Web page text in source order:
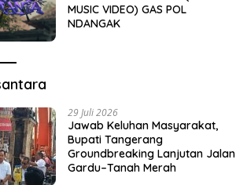
MUSIC VIDEO) GAS POL
NDANGAK
29 Juli 2026
Jawab Keluhan Masyarakat,
Bupati Tangerang
Groundbreaking Lanjutan Jalan
Gardu–Tanah Merah